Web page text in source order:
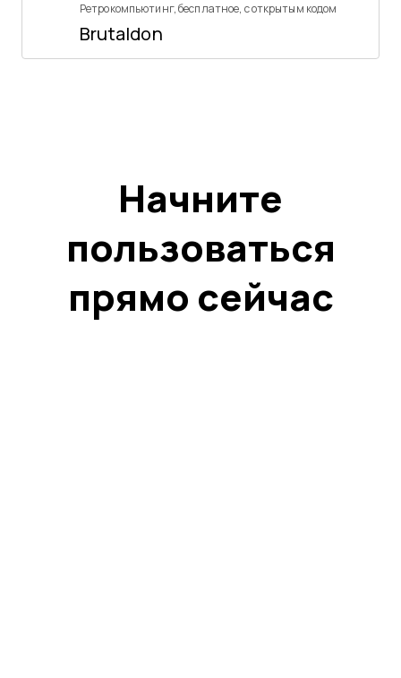
Ретрокомпьютинг,бесплатное, с открытым кодом
Brutaldon
Начните
пользоваться
прямо сейчас